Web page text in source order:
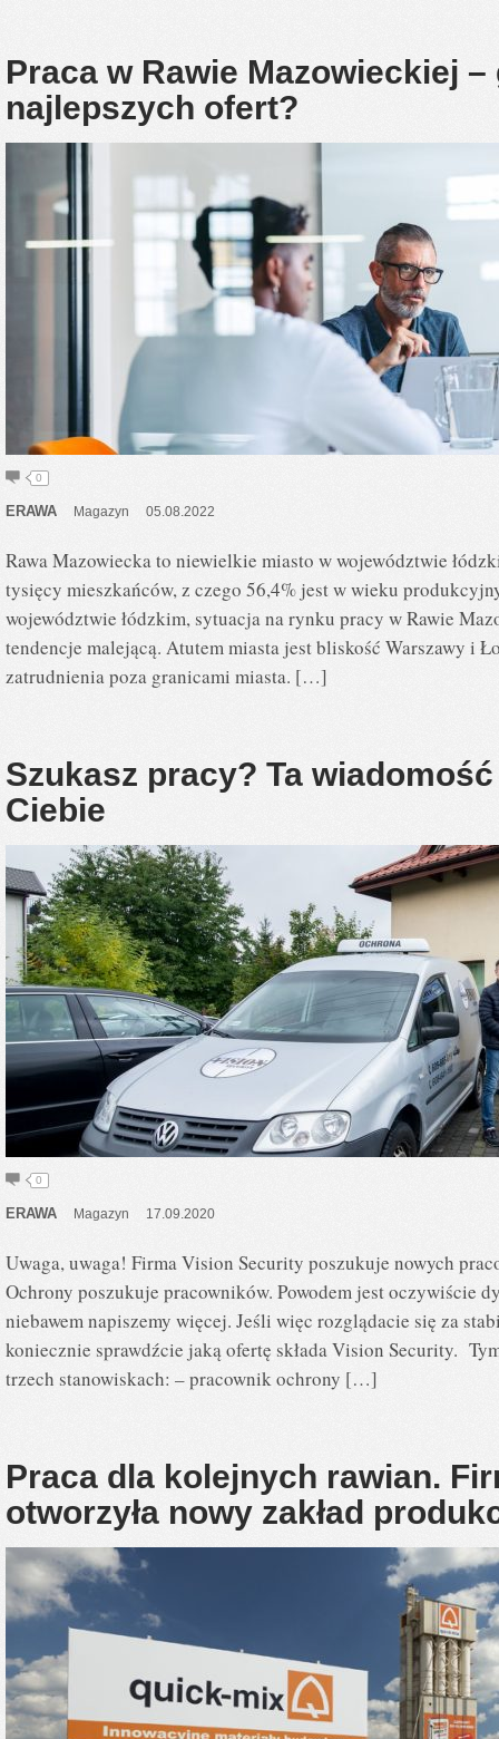
Praca w Rawie Mazowieckiej
najlepszych ofert?
0
ERAWA Magazyn 05.08.2022
Rawa Mazowiecka to niewielkie miasto w województwie
tysięcy mieszkańców, z czego 56,4% jest w wieku
województwie łódzkim, sytuacja na rynku pracy w Rawie
tendencje malejącą. Atutem miasta jest bliskość Warszawy i
zatrudnienia poza granicami miasta. […]
Szukasz pracy? Ta
Ciebie
0
ERAWA Magazyn 17.09.2020
Uwaga, uwaga! Firma Vision Security poszukuje nowych
Ochrony poszukuje pracowników. Powodem jest oczywiście
niebawem napiszemy więcej. Jeśli więc rozglądacie się za
koniecznie sprawdźcie jaką ofertę składa Vision Security.
trzech stanowiskach: – pracownik ochrony […]
Praca dla kolejnych rawian.
otworzyła nowy zakład